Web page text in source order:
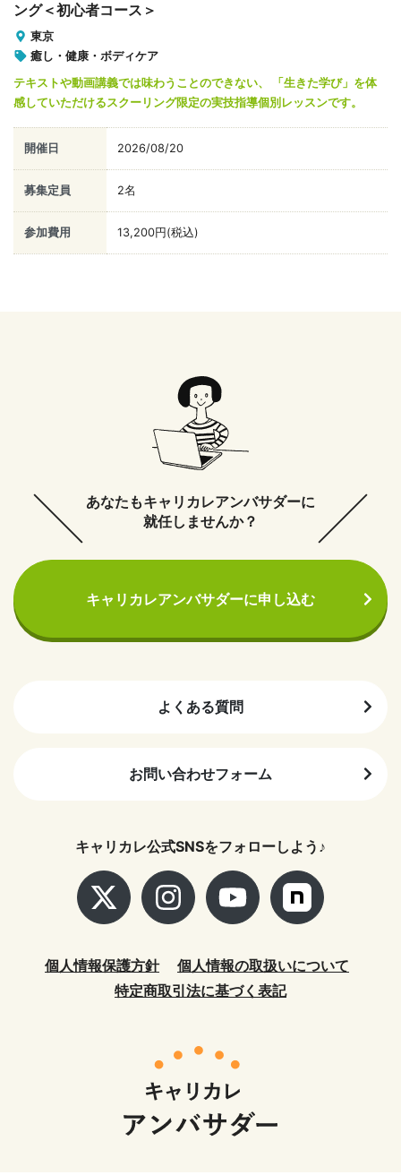
ング＜初心者コース＞
東京
癒し・健康・ボディケア
テキストや動画講義では味わうことのできない、 「生きた学び」を体
感していただけるスクーリング限定の実技指導個別レッスンです。
開催日 2026/08/20
募集定員 2名
参加費用 13,200円(税込)
あなたもキャリカレアンバサダーに
就任しませんか？
キャリカレアンバサダーに申し込む
よくある質問
お問い合わせフォーム
キャリカレ公式SNSをフォローしよう♪
個人情報保護方針
個人情報の取扱いについて
特定商取引法に基づく表記